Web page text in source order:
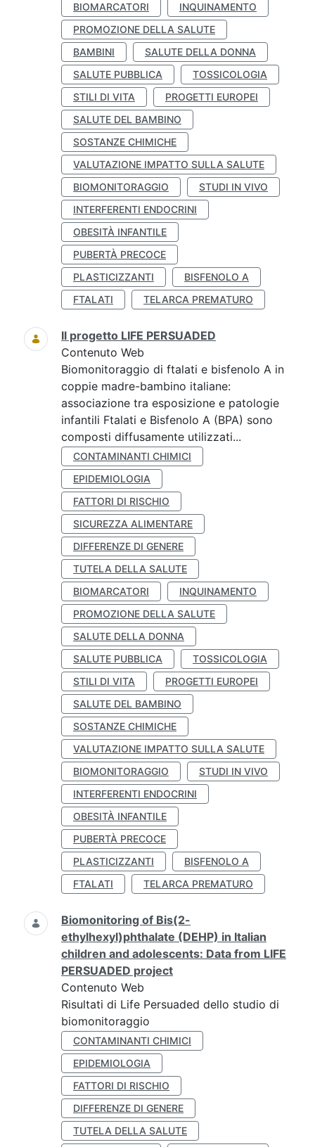
BIOMARCATORI
INQUINAMENTO
PROMOZIONE DELLA SALUTE
BAMBINI
SALUTE DELLA DONNA
SALUTE PUBBLICA
TOSSICOLOGIA
STILI DI VITA
PROGETTI EUROPEI
SALUTE DEL BAMBINO
SOSTANZE CHIMICHE
VALUTAZIONE IMPATTO SULLA SALUTE
BIOMONITORAGGIO
STUDI IN VIVO
INTERFERENTI ENDOCRINI
OBESITÀ INFANTILE
PUBERTÀ PRECOCE
PLASTICIZZANTI
BISFENOLO A
FTALATI
TELARCA PREMATURO
Il progetto LIFE PERSUADED
Contenuto Web
Biomonitoraggio di ftalati e bisfenolo A in
coppie madre-bambino italiane:
associazione tra esposizione e patologie
infantili Ftalati e Bisfenolo A (BPA) sono
composti diffusamente utilizzati...
CONTAMINANTI CHIMICI
EPIDEMIOLOGIA
FATTORI DI RISCHIO
SICUREZZA ALIMENTARE
DIFFERENZE DI GENERE
TUTELA DELLA SALUTE
BIOMARCATORI
INQUINAMENTO
PROMOZIONE DELLA SALUTE
SALUTE DELLA DONNA
SALUTE PUBBLICA
TOSSICOLOGIA
STILI DI VITA
PROGETTI EUROPEI
SALUTE DEL BAMBINO
SOSTANZE CHIMICHE
VALUTAZIONE IMPATTO SULLA SALUTE
BIOMONITORAGGIO
STUDI IN VIVO
INTERFERENTI ENDOCRINI
OBESITÀ INFANTILE
PUBERTÀ PRECOCE
PLASTICIZZANTI
BISFENOLO A
FTALATI
TELARCA PREMATURO
Biomonitoring of Bis(2-
ethylhexyl)phthalate (DEHP) in Italian
children and adolescents: Data from LIFE
PERSUADED project
Contenuto Web
Risultati di Life Persuaded dello studio di
biomonitoraggio
CONTAMINANTI CHIMICI
EPIDEMIOLOGIA
FATTORI DI RISCHIO
DIFFERENZE DI GENERE
TUTELA DELLA SALUTE